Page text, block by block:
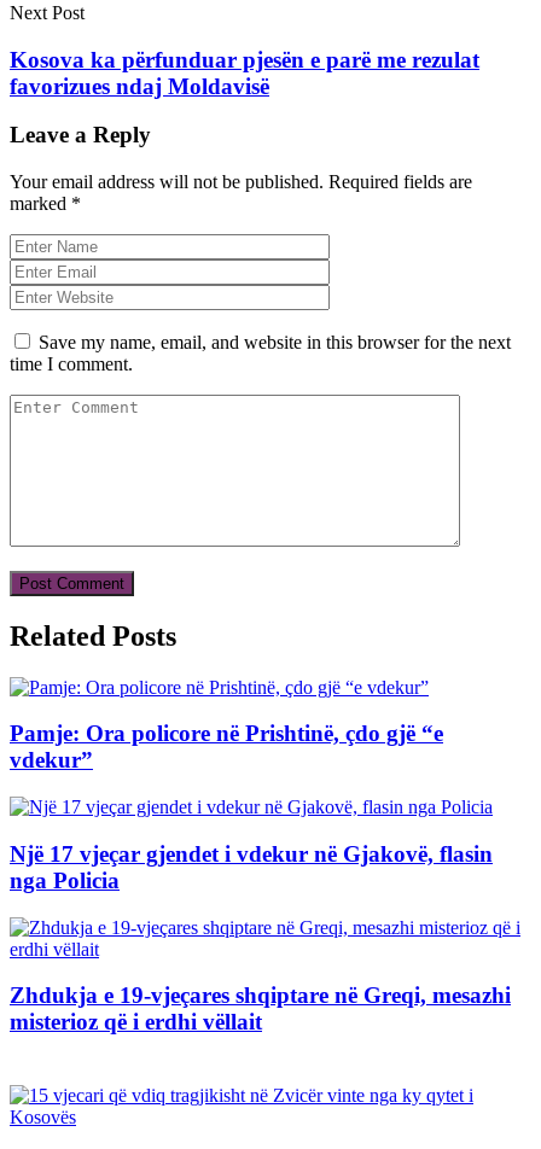
Next Post
Kosova ka përfunduar pjesën e parë me rezulat
favorizues ndaj Moldavisë
Leave a Reply
Your email address will not be published. Required fields are
marked *
Save my name, email, and website in this browser for the next
time I comment.
Related Posts
Pamje: Ora policore në Prishtinë, çdo gjë “e
vdekur”
Një 17 vjeçar gjendet i vdekur në Gjakovë, flasin
nga Policia
Zhdukja e 19-vjeçares shqiptare në Greqi, mesazhi
misterioz që i erdhi vëllait